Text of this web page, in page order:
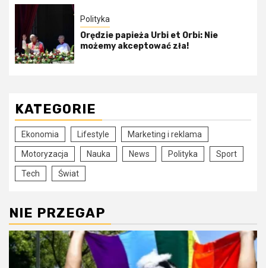
Polityka
Orędzie papieża Urbi et Orbi: Nie
możemy akceptować zła!
KATEGORIE
Ekonomia Lifestyle Marketing i reklama
Motoryzacja Nauka News Polityka Sport
Tech Świat
NIE PRZEGAP